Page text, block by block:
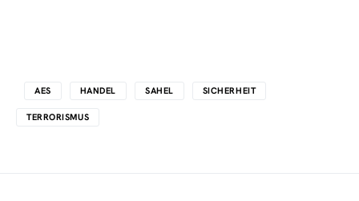
AES HANDEL SAHEL SICHERHEIT
TERRORISMUS